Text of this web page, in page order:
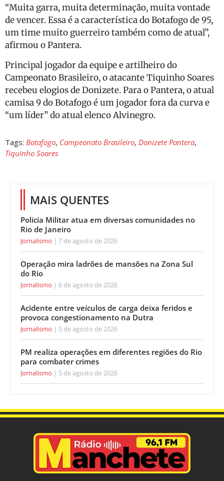
“Muita garra, muita determinação, muita vontade
de vencer. Essa é a característica do Botafogo de 95,
um time muito guerreiro também como de atual”,
afirmou o Pantera.
Principal jogador da equipe e artilheiro do
Campeonato Brasileiro, o atacante Tiquinho Soares
recebeu elogios de Donizete. Para o Pantera, o atual
camisa 9 do Botafogo é um jogador fora da curva e
“um líder” do atual elenco Alvinegro.
Tags: Botafogo, Campeonato Brasileiro, Donizete Pantera,
Tiquinho Soares
MAIS QUENTES
Polícia Militar atua em diversas comunidades no
Rio de Janeiro
Jornalismo 7 de agosto de 2026
Operação mira ladrões de mansões na Zona Sul
do Rio
Jornalismo 6 de agosto de 2026
Acidente entre veículos de carga deixa feridos e
provoca congestionamento na Dutra
Jornalismo 5 de agosto de 2026
PM realiza operações em diferentes regiões do Rio
para combater crimes
Jornalismo 5 de agosto de 2026